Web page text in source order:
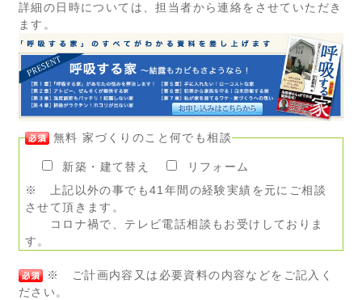
詳細の日時については、担当者から連絡をさせていただき
ます。
無料 家づくりのこと何でも相談
新築・建て替え
リフォーム
※ 上記以外の事でも41年間の経験実績を元にご相談
させて頂きます。
コロナ禍で、テレビ電話相談もお受けしておりま
す。
※ ご計画内容又は必要資料の内容などをご記入く
ださい。